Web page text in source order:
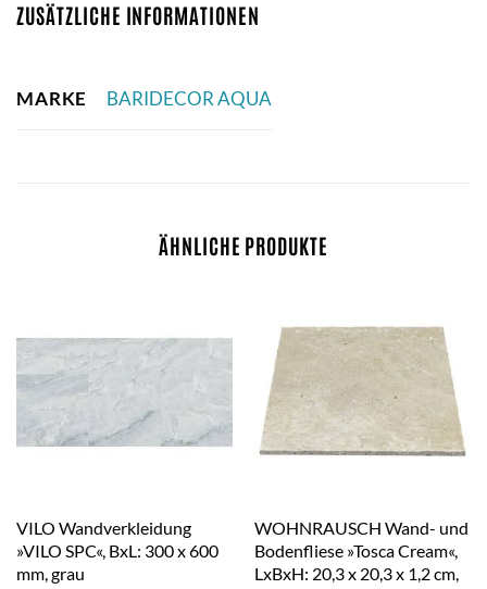
ZUSÄTZLICHE INFORMATIONEN
MARKE BARIDECOR AQUA
ÄHNLICHE PRODUKTE
VILO Wandverkleidung
»VILO SPC«, BxL: 300 x 600
mm, grau
WOHNRAUSCH Wand- und
Bodenfliese »Tosca Cream«,
LxBxH: 20,3 x 20,3 x 1,2 cm,